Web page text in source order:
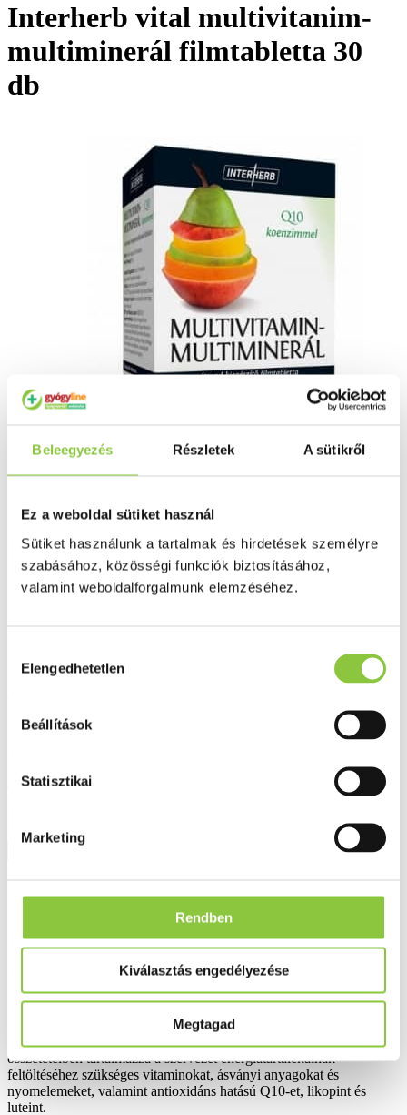
Beleegyezés Részletek A sütikről
Ez a weboldal sütiket használ
Sütiket használunk a tartalmak és hirdetések személyre
szabásához, közösségi funkciók biztosításához,
valamint weboldalforgalmunk elemzéséhez.
kiválasztása
Elengedhetetlen
Beállítások
Statisztikai
Marketing
Rendben
Kiválasztás engedélyezése
Megtagad
Interherb vital multivitanim-
multiminerál filmtabletta 30
db
Fokozott szellemi és fizikai igénybevétel, egyoldalú táplálkozás, diéta,
betegség utáni lábadozás, vagy tavaszi-őszi fáradékonyság esetén különösen
fontos a szervezet megfelelő vitamin és ásványi anyag ellátása.
OÉTI.: 8568/2011.
86 Ft/db
Részletes leírás
Szállítási információk
Fizetési információk
Az Interherb multivitamin & multiminerál tabletta kiegyensúlyozott
összetételben tartalmazza a szervezet energiatartalékainak
feltöltéséhez szükséges vitaminokat, ásványi anyagokat és
nyomelemeket, valamint antioxidáns hatású Q10-et, likopint és
luteint.